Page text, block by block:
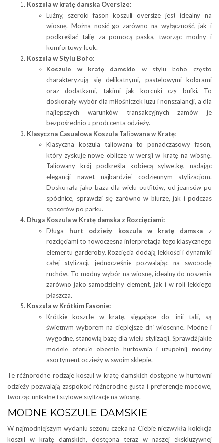
Koszula w kratę damska Oversize:
Luźny, szeroki fason koszuli oversize jest idealny na
wiosnę. Można nosić go zarówno na wyłączność, jak i
podkreślać talię za pomocą paska, tworząc modny i
komfortowy look.
Koszula w Stylu Boho:
Koszule w kratę damskie w stylu boho często
charakteryzują się delikatnymi, pastelowymi kolorami
oraz dodatkami, takimi jak koronki czy bufki. To
doskonały wybór dla miłośniczek luzu i nonszalancji, a dla
najlepszych warunków transakcyjnych zamów je
bezpośrednio u producenta odzieży.
Klasyczna Casualowa Koszula Taliowana w Kratę:
Klasyczna koszula taliowana to ponadczasowy fason,
który zyskuje nowe oblicze w wersji w kratę na wiosnę.
Taliowany krój podkreśla kobiecą sylwetkę, nadając
elegancji nawet najbardziej codziennym stylizacjom.
Doskonała jako baza dla wielu outfitów, od jeansów po
spódnice, sprawdzi się zarówno w biurze, jak i podczas
spacerów po parku.
Długa Koszula w Kratę damska z Rozcięciami:
Długa hurt odzieży koszula w kratę damska z
rozcięciami to nowoczesna interpretacja tego klasycznego
elementu garderoby. Rozcięcia dodają lekkości i dynamiki
całej stylizacji, jednocześnie pozwalając na swobodę
ruchów. To modny wybór na wiosnę, idealny do noszenia
zarówno jako samodzielny element, jak i w roli lekkiego
płaszcza.
Koszula w Krótkim Fasonie:
Krótkie koszule w kratę, sięgające do linii talii, są
świetnym wyborem na cieplejsze dni wiosenne. Modne i
wygodne, stanowią bazę dla wielu stylizacji. Sprawdź jakie
modele oferuje obecnie hurtownia i uzupełnij modny
asortyment odzieży w swoim sklepie.
Te różnorodne rodzaje koszul w kratę damskich dostępne w hurtowni
odzieży pozwalają zaspokoić różnorodne gusta i preferencje modowe,
tworząc unikalne i stylowe stylizacje na wiosnę.
MODNE KOSZULE DAMSKIE
W najmodniejszym wydaniu sezonu czeka na Ciebie niezwykła kolekcja
koszul w kratę damskich, dostępna teraz w naszej ekskluzywnej